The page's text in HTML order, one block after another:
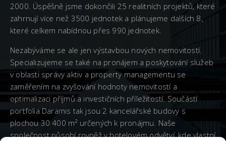
2000. Úspěšně jsme dokončili 25 realitních projektů, které
zahrnují více než 3500 jednotek a plánujeme dalších 8,
které celkem nabídnou přes 990 jednotek.
Nezabýváme se ale jen výstavbou nových nemovitostí.
Specializujeme se také na pronájem a poskytování služeb
v oblasti správy aktiv a property managementu se
zaměřením na zvyšování hodnoty nemovitostí a
optimalizaci příjmů a investičních příležitostí. Součástí
portfolia Daramis tak jsou 2 kancelářské budovy s
plochou 30 400 m² určených k pronájmu. Naše
společnost působí rovněž v hotelovém odvětví, kde vlastní